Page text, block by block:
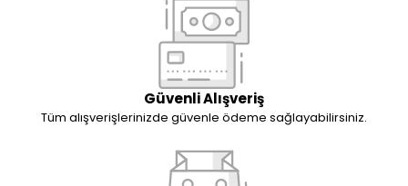
Güvenli Alışveriş
Tüm alışverişlerinizde güvenle ödeme sağlayabilirsiniz.